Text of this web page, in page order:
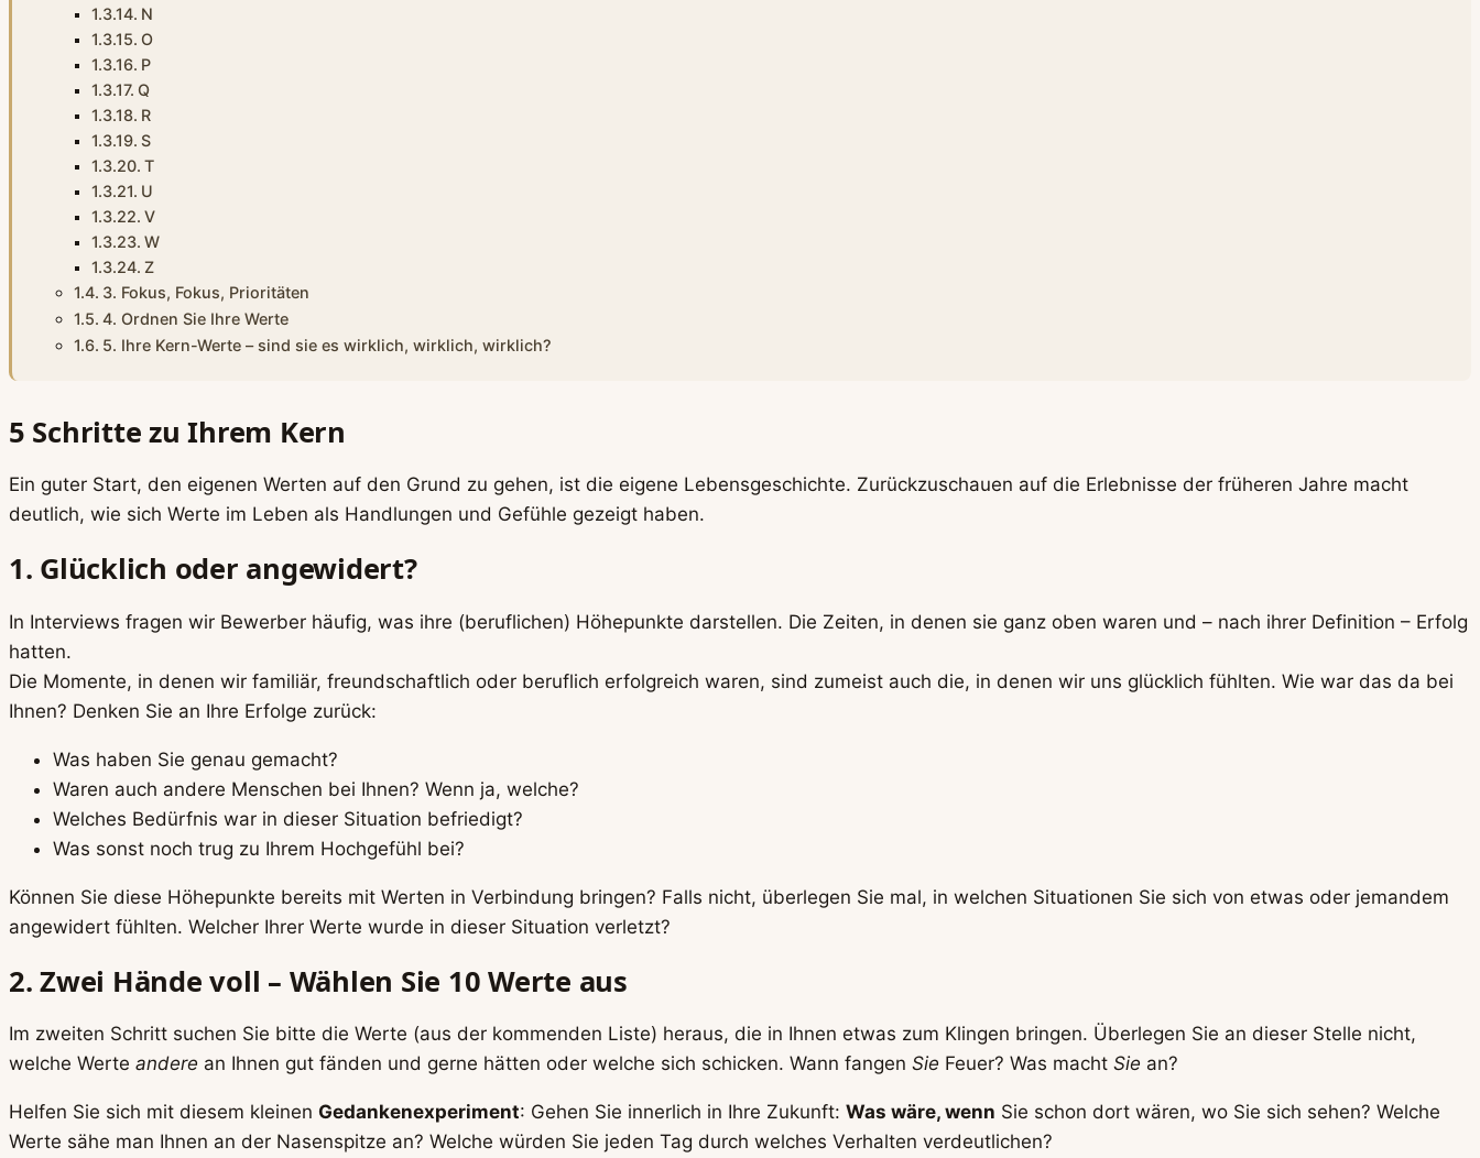
N
O
P
Q
R
S
T
U
V
W
Z
3. Fokus, Fokus, Prioritäten
4. Ordnen Sie Ihre Werte
5. Ihre Kern-Werte – sind sie es wirklich, wirklich, wirklich?
5 Schritte zu Ihrem Kern
Ein guter Start, den eigenen Werten auf den Grund zu gehen, ist die eigene Lebensgeschichte. Zurückzuschauen auf die Erlebnisse der früheren Jahre macht
deutlich, wie sich Werte im Leben als Handlungen und Gefühle gezeigt haben.
1. Glücklich oder angewidert?
In Interviews fragen wir Bewerber häufig, was ihre (beruflichen) Höhepunkte darstellen. Die Zeiten, in denen sie ganz oben waren und – nach ihrer Definition – Erfolg
hatten.
Die Momente, in denen wir familiär, freundschaftlich oder beruflich erfolgreich waren, sind zumeist auch die, in denen wir uns glücklich fühlten. Wie war das da bei
Ihnen? Denken Sie an Ihre Erfolge zurück:
Was haben Sie genau gemacht?
Waren auch andere Menschen bei Ihnen? Wenn ja, welche?
Welches Bedürfnis war in dieser Situation befriedigt?
Was sonst noch trug zu Ihrem Hochgefühl bei?
Können Sie diese Höhepunkte bereits mit Werten in Verbindung bringen? Falls nicht, überlegen Sie mal, in welchen Situationen Sie sich von etwas oder jemandem
angewidert fühlten. Welcher Ihrer Werte wurde in dieser Situation verletzt?
2. Zwei Hände voll – Wählen Sie 10 Werte aus
Im zweiten Schritt suchen Sie bitte die Werte (aus der kommenden Liste) heraus, die in Ihnen etwas zum Klingen bringen. Überlegen Sie an dieser Stelle nicht,
welche Werte andere an Ihnen gut fänden und gerne hätten oder welche sich schicken. Wann fangen Sie Feuer? Was macht Sie an?
Helfen Sie sich mit diesem kleinen Gedankenexperiment: Gehen Sie innerlich in Ihre Zukunft: Was wäre, wenn Sie schon dort wären, wo Sie sich sehen? Welche
Werte sähe man Ihnen an der Nasenspitze an? Welche würden Sie jeden Tag durch welches Verhalten verdeutlichen?